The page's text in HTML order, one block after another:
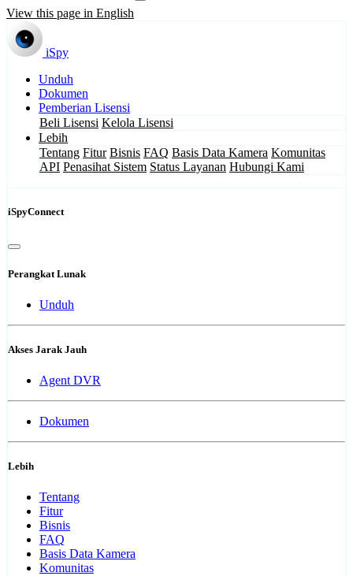
View this page in English
iSpy
Unduh
Dokumen
Pemberian Lisensi
Beli Lisensi Kelola Lisensi
Lebih
Tentang Fitur Bisnis FAQ Basis Data Kamera Komunitas
API Penasihat Sistem Status Layanan Hubungi Kami
iSpyConnect
Perangkat Lunak
Unduh
Akses Jarak Jauh
Agent DVR
Dokumen
Lebih
Tentang
Fitur
Bisnis
FAQ
Basis Data Kamera
Komunitas